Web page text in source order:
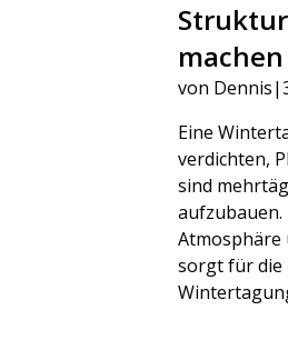
machen
von Dennis|
Eine
verdichten,
sind
Atmosphäre
sorgt für die